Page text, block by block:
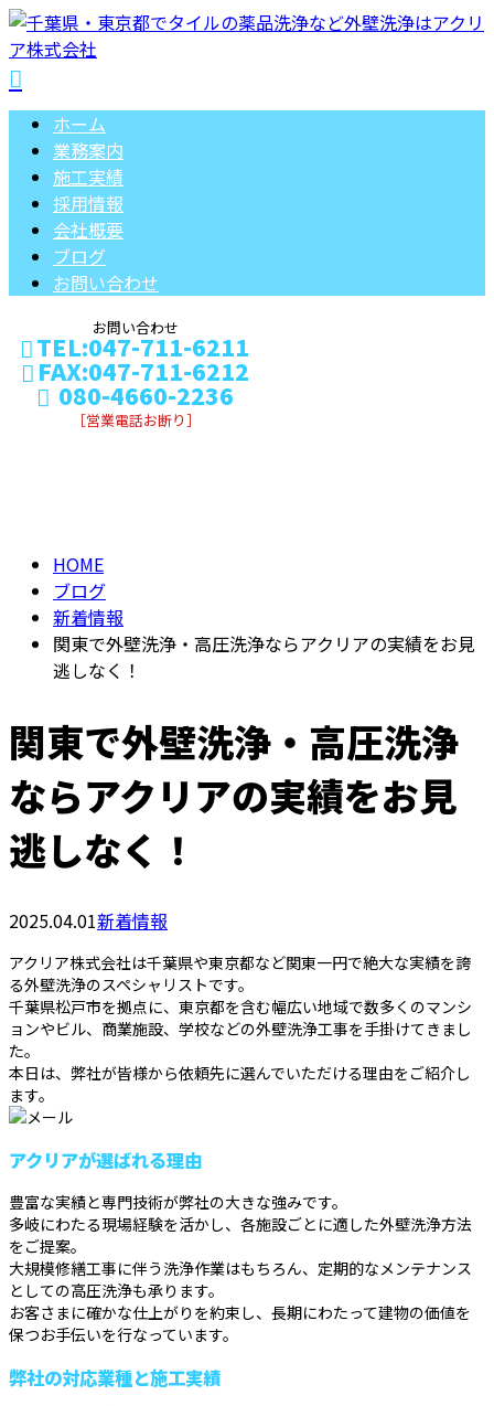
ホーム
業務案内
施工実績
採用情報
会社概要
ブログ
お問い合わせ
お問い合わせ
TEL:047-711-6211
FAX:047-711-6212
080-4660-2236
［営業電話お断り］
HOME
ブログ
新着情報
関東で外壁洗浄・高圧洗浄ならアクリアの実績をお見
逃しなく！
関東で外壁洗浄・高圧洗浄
ならアクリアの実績をお見
逃しなく！
2025.04.01新着情報
アクリア株式会社は千葉県や東京都など関東一円で絶大な実績を誇
る外壁洗浄のスペシャリストです。
千葉県松戸市を拠点に、東京都を含む幅広い地域で数多くのマンシ
ョンやビル、商業施設、学校などの外壁洗浄工事を手掛けてきまし
た。
本日は、弊社が皆様から依頼先に選んでいただける理由をご紹介し
ます。
アクリアが選ばれる理由
豊富な実績と専門技術が弊社の大きな強みです。
多岐にわたる現場経験を活かし、各施設ごとに適した外壁洗浄方法
をご提案。
大規模修繕工事に伴う洗浄作業はもちろん、定期的なメンテナンス
としての高圧洗浄も承ります。
お客さまに確かな仕上がりを約束し、長期にわたって建物の価値を
保つお手伝いを行なっています。
弊社の対応業種と施工実績